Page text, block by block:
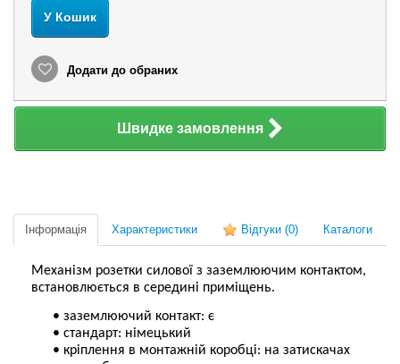
У Кошик
Додати до обраних
Швидке замовлення
Інформація Характеристики Відгуки (0) Каталоги
Механізм розетки силової з заземлюючим контактом,
встановлюється в середині приміщень.
• заземлюючий контакт: є
• стандарт: німецький
• кріплення в монтажній коробці: на затискачах